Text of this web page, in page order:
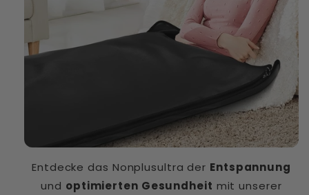
Entdecke das Nonplusultra der Entspannung
und optimierten Gesundheit mit unserer